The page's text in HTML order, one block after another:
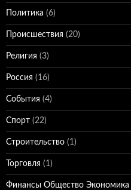
Политика (6)
Происшествия (20)
Религия (3)
Россия (16)
События (4)
Спорт (22)
Строительство (1)
Торговля (1)
Финансы Общество Экономика